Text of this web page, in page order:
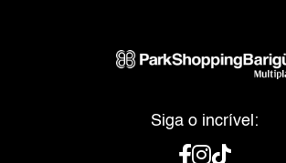
Siga o incrível: